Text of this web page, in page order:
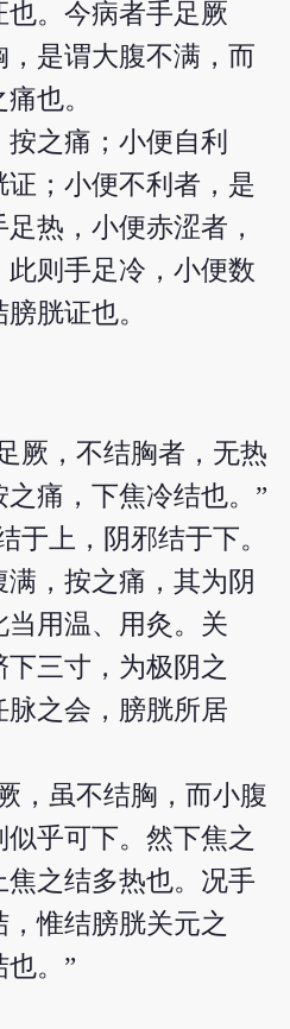
也。今病者手足厥
，是谓大腹不满，而
也。
之痛；小便自利
；小便不利者，是
热，小便赤涩者，
此则手足冷，小便数
胱证也。
厥，不结胸者，无热
痛，下焦冷结也。”
于上，阴邪结于下。
，按之痛，其为阴
当用温、用灸。关
三寸，为极阴之
之会，膀胱所居
，虽不结胸，而小腹
乎可下。然下焦之
之结多热也。况手
，惟结膀胱关元之
。”